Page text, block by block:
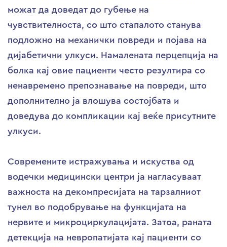
можат да доведат до губење на
чувствителноста, со што стапалото станува
подложно на механички повреди и појава на
дијабетични улкуси. Намалената перцепција на
болка кај овие пациенти често резултира со
ненавремено препознавање на повреди, што
дополнително ја влошува состојбата и
доведува до компликации кај веќе присутните
улкуси.
Современите истражувања и искуства од
водечки медицински центри ја нагласуваат
важноста на декомпресијата на тарзалниот
тунел во подобрување на функцијата на
нервите и микроциркулацијата. Затоа, раната
детекција на невропатијата кај пациенти со